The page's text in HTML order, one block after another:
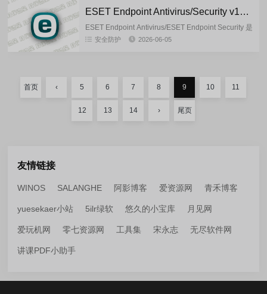
ESET Endpoint Antivirus/Security v13.0.2044.0 工作站防护版
ESET Endpoint Antivirus/ESET Endpoint Security 是
专为商业环境中的工作站设计的一体化终端安全解决
安全防护 2026-06-05
首页 ‹ 5 6 7 8 9 10 11
12 13 14 › 尾页
友情链接
WINOS SALANGHE 阿影博客 爱资源网 青禾博客
yuesekaer小站 5ilr绿软 悠久的小宝库 月见网
爱玩机网 零七资源网 工具集 宋永志 无尽软件网
讲课PDF小助手